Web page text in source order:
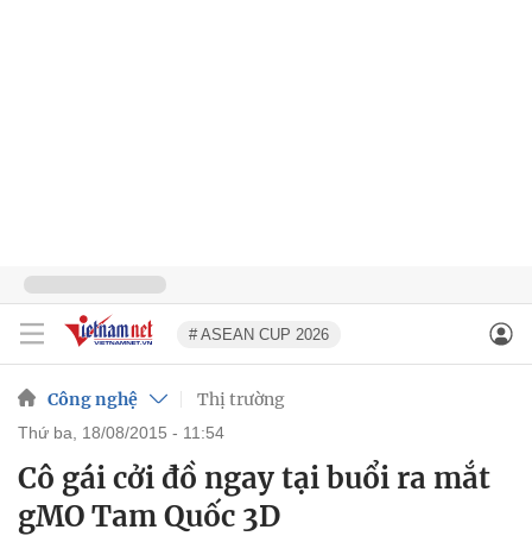
# ASEAN CUP 2026
Công nghệ Thị trường
thứ ba, 18/08/2015 - 11:54
Cô gái cởi đồ ngay tại buổi ra mắt
gMO Tam Quốc 3D